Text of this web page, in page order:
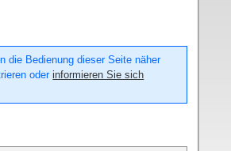
die Bedienung dieser Seite näher
oderinformieren Sie sich